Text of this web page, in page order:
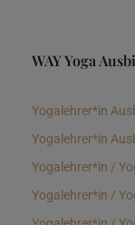
WAY Yoga
Yogalehrer*in
Yogalehrer*in
Yogalehrer*in /
Yogalehrer*in /